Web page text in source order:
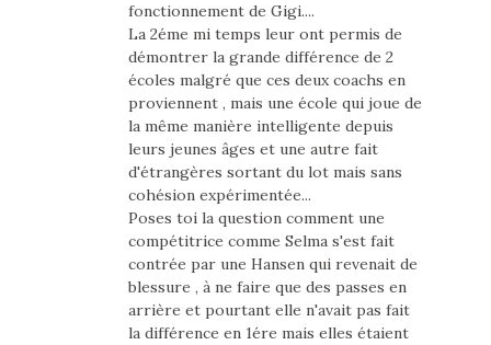
fonctionnement de Gigi....
La 2éme mi temps leur ont permis de
démontrer la grande différence de 2
écoles malgré que ces deux coachs en
proviennent , mais une école qui joue de
la même manière intelligente depuis
leurs jeunes âges et une autre fait
d'étrangères sortant du lot mais sans
cohésion expérimentée...
Poses toi la question comment une
compétitrice comme Selma s'est fait
contrée par une Hansen qui revenait de
blessure , à ne faire que des passes en
arrière et pourtant elle n'avait pas fait
la différence en 1ére mais elles étaient